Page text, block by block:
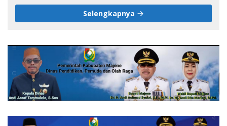
Selengkapnya